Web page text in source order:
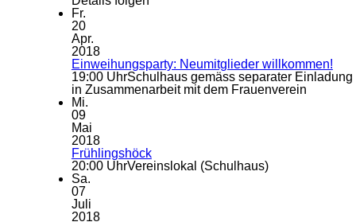
Fr.
20
Apr.
2018
Einweihungsparty: Neumitglieder willkommen!
19:00 UhrSchulhaus gemäss separater Einladung
in Zusammenarbeit mit dem Frauenverein
Mi.
09
Mai
2018
Frühlingshöck
20:00 UhrVereinslokal (Schulhaus)
Sa.
07
Juli
2018